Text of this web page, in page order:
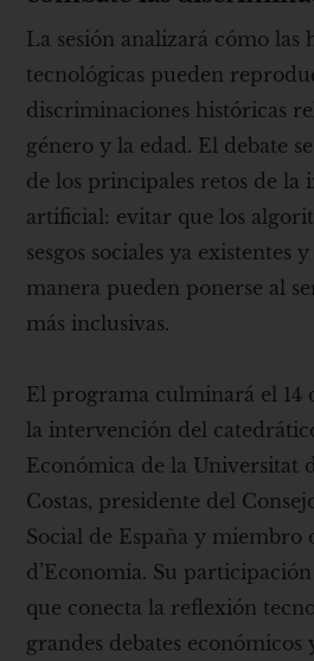
La sesión analizará cómo las
tecnológicas pueden
discriminaciones históricas
género y la edad. El debate
de los principales retos de la
artificial: evitar que los
sesgos sociales ya existentes
manera pueden ponerse al
más inclusivas.
El programa culminará el 14
la intervención del
Económica de la Universitat
Costas, presidente del
Social de España y miembro
d’Economia. Su
que conecta la reflexión
grandes debates económicos